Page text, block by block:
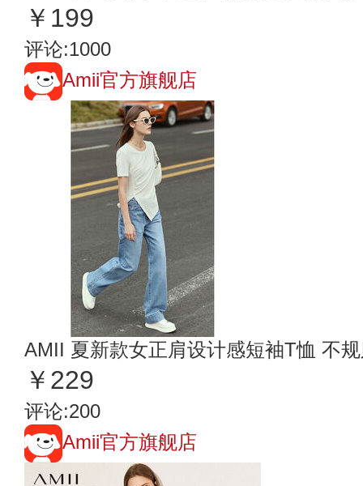
￥199
评论:1000
Amii官方旗舰店
AMII 夏新款女正肩设计感短袖T恤 不
￥229
评论:200
Amii官方旗舰店